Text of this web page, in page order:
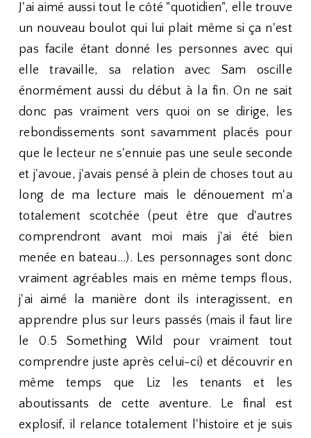
J'ai aimé aussi tout le côté "quotidien", elle trouve
un nouveau boulot qui lui plait même si ça n'est
pas facile étant donné les personnes avec qui
elle travaille, sa relation avec Sam oscille
énormément aussi du début à la fin. On ne sait
donc pas vraiment vers quoi on se dirige, les
rebondissements sont savamment placés pour
que le lecteur ne s'ennuie pas une seule seconde
et j'avoue, j'avais pensé à plein de choses tout au
long de ma lecture mais le dénouement m'a
totalement scotchée (peut être que d'autres
comprendront avant moi mais j'ai été bien
menée en bateau...). Les personnages sont donc
vraiment agréables mais en même temps flous,
j'ai aimé la manière dont ils interagissent, en
apprendre plus sur leurs passés (mais il faut lire
le 0.5 Something Wild pour vraiment tout
comprendre juste après celui-ci) et découvrir en
même temps que Liz les tenants et les
aboutissants de cette aventure. Le final est
explosif, il relance totalement l'histoire et je suis